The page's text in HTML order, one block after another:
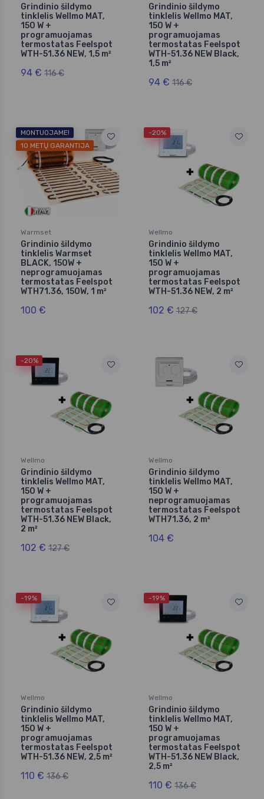
Grindinio šildymo
tinklelis Wellmo MAT,
150 W +
programuojamas
termostatas Feelspot
WTH-51.36 NEW, 1,5 m²
94 € 116 €
Grindinio šildymo
tinklelis Wellmo MAT,
150 W +
programuojamas
termostatas Feelspot
WTH-51.36 NEW Black,
1,5 m²
94 € 116 €
MONTUOJAME!
10 METŲ GARANTIJA
Warmset
Grindinio šildymo
tinklelis Warmset
BLACK, 150W +
neprogramuojamas
termostatas Feelspot
WTH71.36, 150W, 1 m²
100 €
-20%
Wellmo
Grindinio šildymo
tinklelis Wellmo MAT,
150 W +
programuojamas
termostatas Feelspot
WTH-51.36 NEW, 2 m²
102 € 127 €
-20%
Wellmo
Grindinio šildymo
tinklelis Wellmo MAT,
150 W +
programuojamas
termostatas Feelspot
WTH-51.36 NEW Black,
2 m²
102 € 127 €
Wellmo
Grindinio šildymo
tinklelis Wellmo MAT,
150 W +
neprogramuojamas
termostatas Feelspot
WTH71.36, 2 m²
104 €
-19%
Wellmo
Grindinio šildymo
tinklelis Wellmo MAT,
150 W +
programuojamas
termostatas Feelspot
WTH-51.36 NEW, 2,5 m²
110 € 136 €
-19%
Wellmo
Grindinio šildymo
tinklelis Wellmo MAT,
150 W +
programuojamas
termostatas Feelspot
WTH-51.36 NEW Black,
2,5 m²
110 € 136 €